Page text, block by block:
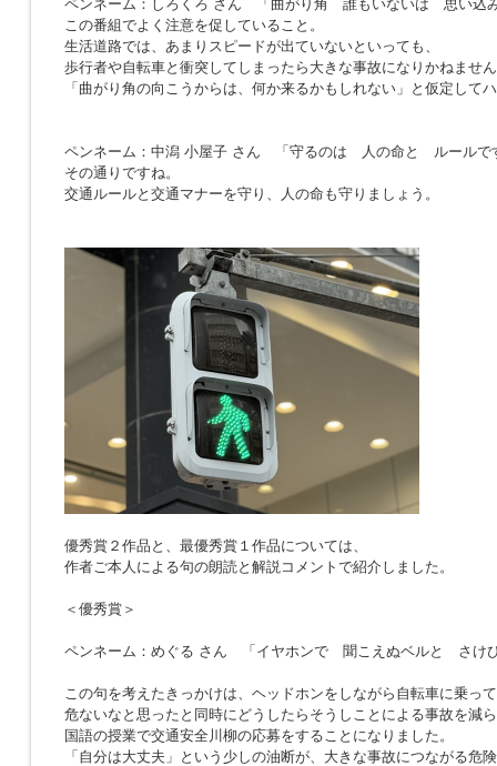
ペンネーム：しろくろ さん
「曲がり角 誰もいないは 思い込
この番組でよく注意を促していること。
生活道路では、あまりスピードが出ていないといっても、
歩行者や自転車と衝突してしまったら大きな事故になりかねませ
「曲がり角の向こうからは、何か来るかもしれない」と仮定して
ペンネーム：中潟 小屋子 さん 「 守るのは 人の命と ルールで
その通りですね。
交通ルールと交通マナーを守り、人の命も守りましょう。
優秀賞２作品と、最優秀賞１作品については、
作者ご本人による句の朗読と解説コメントで紹介しました。
＜優秀賞＞
ペンネーム：めぐる さん 「イヤホンで 聞こえぬベルと さけ
この句を考えたきっかけは、ヘッドホンをしながら自転車に乗っ
危ないなと思ったと同時にどうしたらそうしことによる事故を減
国語の授業で交通安全川柳の応募をすることになりました。
「自分は大丈夫」という少しの油断が、大きな事故につながる危